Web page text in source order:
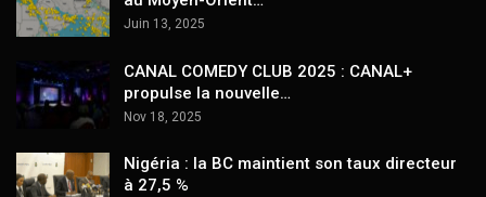
Juin 13, 2025
CANAL COMEDY CLUB 2025 : CANAL+
propulse la nouvelle…
Nov 18, 2025
Nigéria : la BC maintient son taux directeur
à 27,5 %